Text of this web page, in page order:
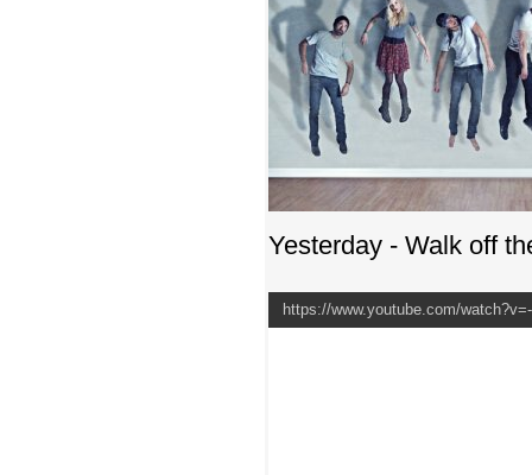
Yesterday - Walk off
https://www.youtube.com/